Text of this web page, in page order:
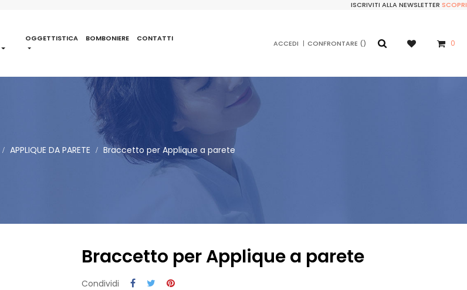
ISCRIVITI ALLA NEWSLETTER SCOPRI
OGGETTISTICA BOMBONIERE CONTATTI
ACCEDI CONFRONTARE 0
APPLIQUE DA PARETE Braccetto per Applique a parete
Braccetto per Applique a parete
Condividi